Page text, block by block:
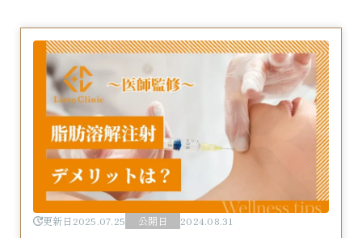
更新日 2025.07.25 公開日 2024.08.31